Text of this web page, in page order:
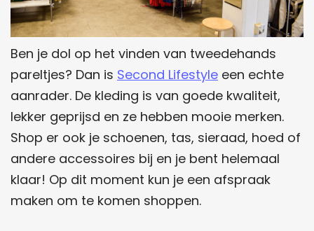
Ben je dol op het vinden van tweedehands
pareltjes? Dan is Second Lifestyle een echte
aanrader. De kleding is van goede kwaliteit,
lekker geprijsd en ze hebben mooie merken.
Shop er ook je schoenen, tas, sieraad, hoed of
andere accessoires bij en je bent helemaal
klaar! Op dit moment kun je een afspraak
maken om te komen shoppen.